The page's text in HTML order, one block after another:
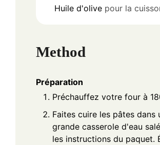
Huile d'olive pour la
Method
Préparation
Préchauffez votre four à
Faites cuire les pâtes dans
grande casserole d'eau
les instructions du paquet.